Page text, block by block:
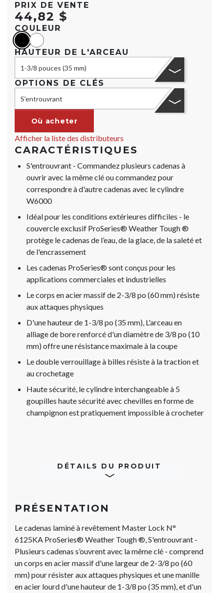
PRIX DE VENTE
44,82 $
COULEUR
blackBlanc
HAUTEUR DE L'ARCEAU
1-3/8 pouces (35 mm)
OPTIONS DE CLÉS
S'entrouvrant
Où acheter
Afficher la liste des distributeurs
CARACTÉRISTIQUES
S'entrouvrant - Commandez plusieurs cadenas à
ouvrir avec la même clé ou commandez pour
correspondre à d'autre cadenas avec le cylindre
W6000
Idéal pour les conditions extérieures difficiles - le
couvercle exclusif ProSeries® Weather Tough ®
protège le cadenas de l’eau, de la glace, de la saleté et
de l'encrassement
Les cadenas ProSeries® sont conçus pour les
applications commerciales et industrielles
Le corps en acier massif de 2-3/8 po (60 mm) résiste
aux attaques physiques
D'une hauteur de 1-3/8 po (35 mm), L'arceau en
alliage de bore renforcé d'un diamètre de 3/8 po (10
mm) offre une résistance maximale à la coupe
Le double verrouillage à billes résiste à la traction et
au crochetage
Haute sécurité, le cylindre interchangeable à 5
goupilles haute sécurité avec chevilles en forme de
champignon est pratiquement impossible à crocheter
DÉTAILS DU PRODUIT
PRÉSENTATION
Le cadenas laminé à revêtement Master Lock N°
6125KA ProSeries® Weather Tough ®, S'entrouvrant -
Plusieurs cadenas s’ouvrent avec la même clé - comprend
un corps en acier massif d'une largeur de 2-3/8 po (60
mm) pour résister aux attaques physiques et une manille
en acier lourd d'une hauteur de 1-3/8 po (35 mm), et d'un